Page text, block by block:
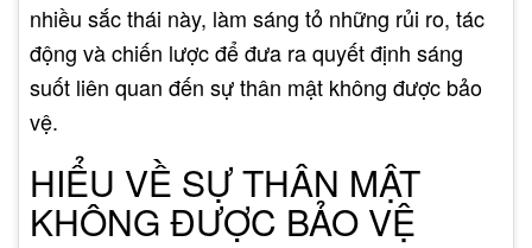
nhiều sắc thái này, làm sáng tỏ những rủi ro, tác
động và chiến lược để đưa ra quyết định sáng
suốt liên quan đến sự thân mật không được bảo
vệ.
HIỂU VỀ SỰ THÂN MẬT
KHÔNG ĐƯỢC BẢO VỆ